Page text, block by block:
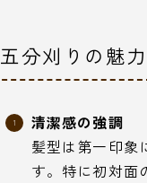
五分刈りの魅力
清潔感の強調
髪型は第一印象
す。特に初対面